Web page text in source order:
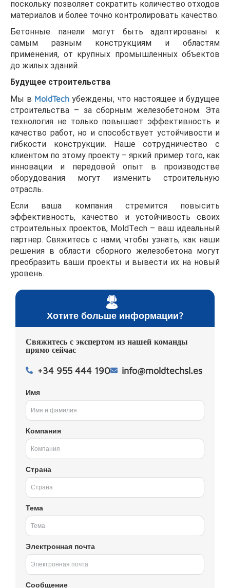
поскольку позволяет сократить количество отходов
материалов и более точно контролировать качество.
Бетонные панели могут быть адаптированы к
самым разным конструкциям и областям
применения, от крупных промышленных объектов
до жилых зданий.
Будущее строительства
Мы в MoldTech убеждены, что настоящее и будущее
строительства – за сборным железобетоном. Эта
технология не только повышает эффективность и
качество работ, но и способствует устойчивости и
гибкости конструкции. Наше сотрудничество с
клиентом по этому проекту – яркий пример того, как
инновации и передовой опыт в производстве
оборудования могут изменить строительную
отрасль.
Если ваша компания стремится повысить
эффективность, качество и устойчивость своих
строительных проектов, MoldTech – ваш идеальный
партнер. Свяжитесь с нами, чтобы узнать, как наши
решения в области сборного железобетона могут
преобразить ваши проекты и вывести их на новый
уровень.
Хотите больше информации?
Свяжитесь с экспертом из нашей команды
прямо сейчас
+34 955 444 190 info@moldtechsl.es
Имя
Компания
Страна
Тема
Электронная почта
Сообщение